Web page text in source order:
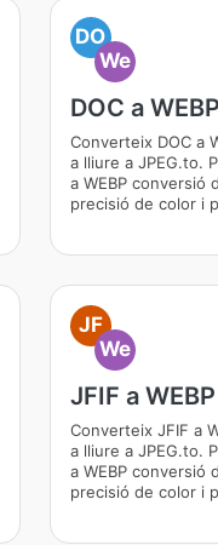
DO
We
DOC a WEBP
Converteix DOC a
a lliure a JPEG.to.
a WEBP conversió
precisió de color i
JF
We
JFIF a WEBP
Converteix JFIF a
a lliure a JPEG.to.
a WEBP conversió
precisió de color i